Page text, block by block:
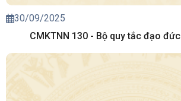
30/09/2025
CMKTNN 130 - Bộ quy tắc đạo